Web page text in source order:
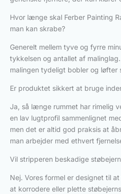
Hvor længe skal Ferber Painting
man kan skrabe?
Generelt mellem tyve og fyrre
tykkelsen og antallet af
malingen tydeligt bobler og løfter
Er produktet sikkert at bruge
Ja, så længe rummet har rimelig
en lav lugtprofil sammenlignet
men det er altid god praksis at
man arbejder med ethvert
Vil stripperen beskadige
Nej. Vores formel er designet til
at korrodere eller plette